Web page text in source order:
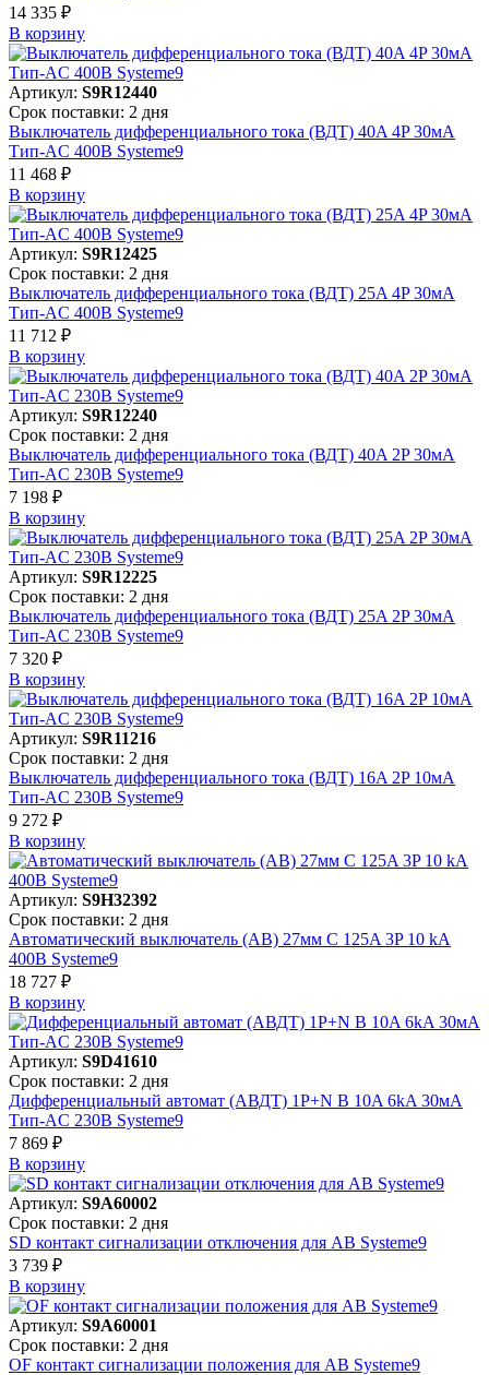
14 335 ₽
В корзинy
Артикул: S9R12440
Срок поставки: 2 дня
Выключатель дифференциального тока (ВДТ) 40A 4P 30мА
Тип-AC 400В Systeme9
11 468 ₽
В корзинy
Артикул: S9R12425
Срок поставки: 2 дня
Выключатель дифференциального тока (ВДТ) 25A 4P 30мА
Тип-AC 400В Systeme9
11 712 ₽
В корзинy
Артикул: S9R12240
Срок поставки: 2 дня
Выключатель дифференциального тока (ВДТ) 40A 2P 30мА
Тип-AC 230В Systeme9
7 198 ₽
В корзинy
Артикул: S9R12225
Срок поставки: 2 дня
Выключатель дифференциального тока (ВДТ) 25A 2P 30мА
Тип-AC 230В Systeme9
7 320 ₽
В корзинy
Артикул: S9R11216
Срок поставки: 2 дня
Выключатель дифференциального тока (ВДТ) 16A 2P 10мА
Тип-AC 230В Systeme9
9 272 ₽
В корзинy
Артикул: S9H32392
Срок поставки: 2 дня
Автоматический выключатель (АВ) 27мм C 125A 3P 10 kA
400В Systeme9
18 727 ₽
В корзинy
Артикул: S9D41610
Срок поставки: 2 дня
Дифференциальный автомат (АВДТ) 1P+N B 10A 6kA 30мА
Тип-AC 230В Systeme9
7 869 ₽
В корзинy
Артикул: S9A60002
Срок поставки: 2 дня
SD контакт сигнализации отключения для АВ Systeme9
3 739 ₽
В корзинy
Артикул: S9A60001
Срок поставки: 2 дня
OF контакт сигнализации положения для АВ Systeme9